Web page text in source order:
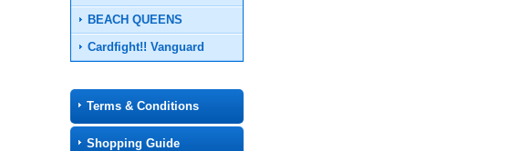
BEACH QUEENS
Cardfight!! Vanguard
Terms & Conditions
Shopping Guide